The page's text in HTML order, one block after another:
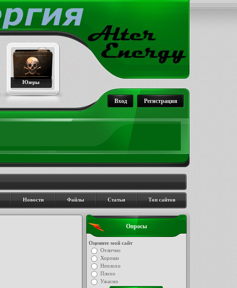
Юзеры
Регистрация
Вход
Новости Файлы Статьи Топ сайтов
Опросы
Оцените мой сайт
Отлично
Хорошо
Неплохо
Плохо
Ужасно